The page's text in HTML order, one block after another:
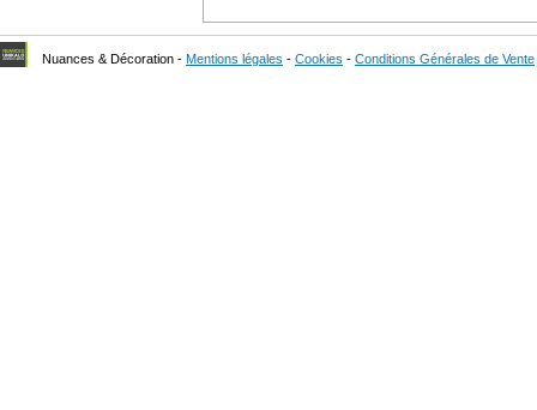
Nuances & Décoration - Mentions légales - Cookies - Conditions Générales de Vente